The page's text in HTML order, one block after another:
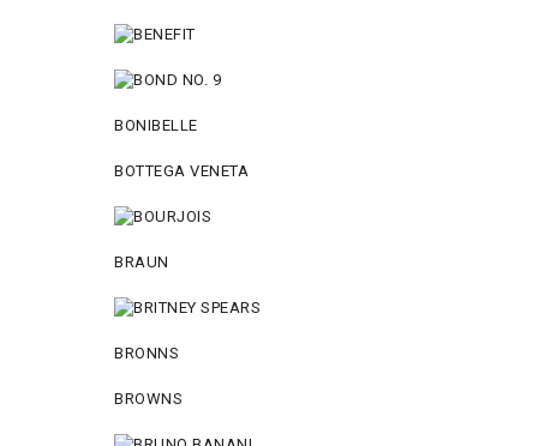
BONIBELLE
BOTTEGA VENETA
BRAUN
BRONNS
BROWNS